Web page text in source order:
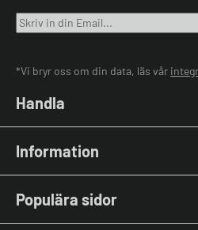
*Vi bryr oss om din data, läs vår
Handla
Laddkablar
Kabelhållare
Stolpar & Fästen
Portabla Laddare
Information
Kontakta oss
Vanliga frågor & svar
Populära sidor